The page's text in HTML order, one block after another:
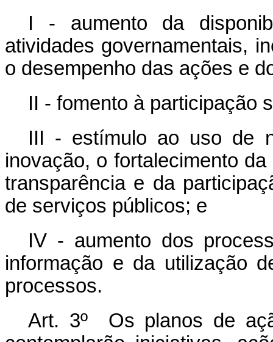
I - aumento da
atividades governamentais,
o desempenho das ações e
II - fomento à participação
III - estímulo ao uso de
inovação, o fortalecimento
transparência e da
de serviços públicos; e
IV - aumento dos
informação e da utilização
processos.
Art. 3º Os planos de